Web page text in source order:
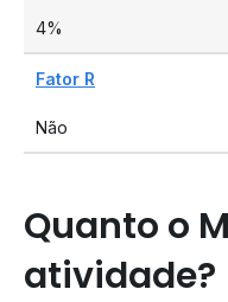
4%
Fator R
Não
Quanto o
atividade?